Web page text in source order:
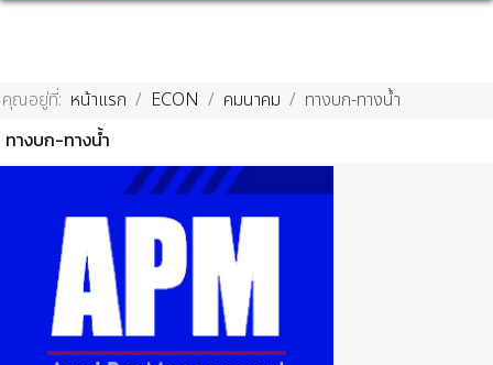
คุณอยู่ที่: หน้าแรก ECON คมนาคม
ทางบก-ทางน้ำ
ทางบก-ทางน้ำ